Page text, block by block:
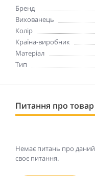
Бренд
Вихованець
Колір
Країна-виробник
Матеріал
Тип
Питання про товар
Немає питань про
своє питання.